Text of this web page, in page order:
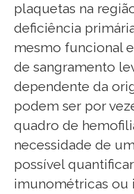
plaquetas na
deficiência
mesmo funcional
de sangramento
dependente da
podem ser por
quadro de
necessidade de
possível
imunométricas ou